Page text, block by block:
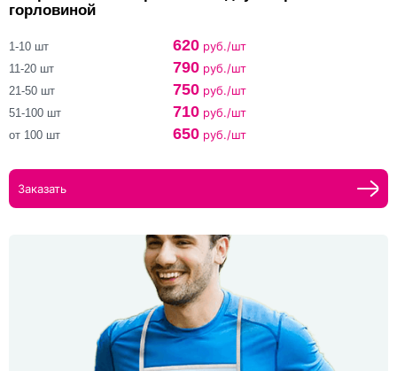
горловиной
1-10 шт 620 руб./шт
11-20 шт 790 руб./шт
21-50 шт 750 руб./шт
51-100 шт 710 руб./шт
от 100 шт 650 руб./шт
Заказать